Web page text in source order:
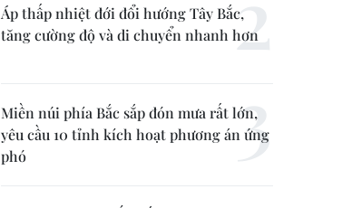
Áp thấp nhiệt đới đổi hướng Tây Bắc,
tăng cường độ và di chuyển nhanh hơn
Miền núi phía Bắc sắp đón mưa rất lớn,
yêu cầu 10 tỉnh kích hoạt phương án ứng
phó